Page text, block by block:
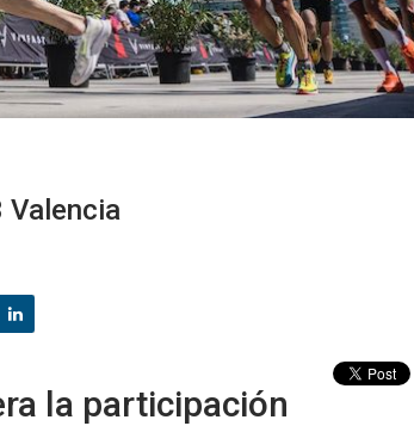
Valencia
la participación